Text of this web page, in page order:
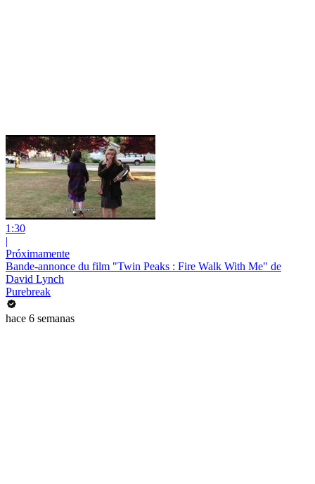
1:30
|
Próximamente
Bande-annonce du film "Twin Peaks : Fire Walk With Me" de
David Lynch
Purebreak
hace 6 semanas